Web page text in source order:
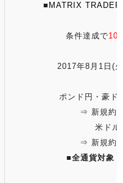
■ MATRIX TRADER
条件達成で
2017年8月1日(
ポンド円・豪ド
⇒ 新規約定
米ドル
⇒ 新規約定
■全通貨対象